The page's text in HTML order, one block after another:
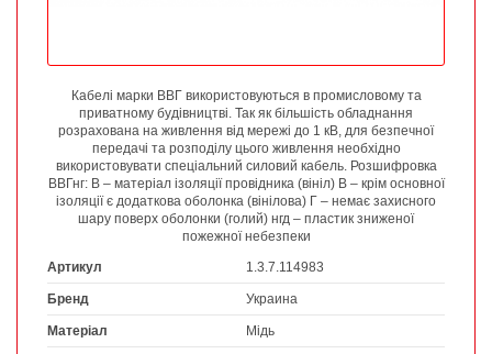
Кабелі марки ВВГ використовуються в промисловому та
приватному будівництві. Так як більшість обладнання
розрахована на живлення від мережі до 1 кВ, для безпечної
передачі та розподілу цього живлення необхідно
використовувати спеціальний силовий кабель. Розшифровка
ВВГнг: В – матеріал ізоляції провідника (вініл) В – крім основної
ізоляції є додаткова оболонка (вінілова) Г – немає захисного
шару поверх оболонки (голий) нгд – пластик зниженої
пожежної небезпеки
Артикул
1.3.7.114983
Бренд Украина
Матеріал Мідь